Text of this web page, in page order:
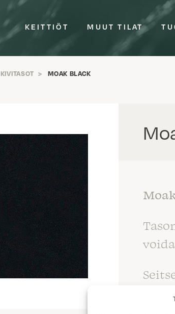
KEITTIÖT MUUT TILAT
KIVITASOT > MOAK BLACK